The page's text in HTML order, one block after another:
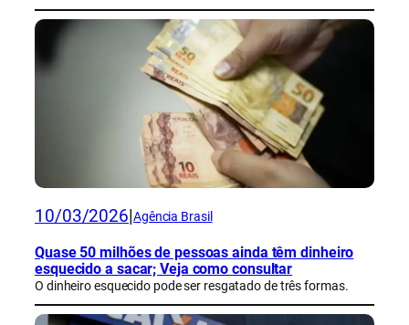
10/03/2026 Agência Brasil
Quase 50 milhões de pessoas ainda têm dinheiro
esquecido a sacar; Veja como consultar
O dinheiro esquecido pode ser resgatado de três formas.